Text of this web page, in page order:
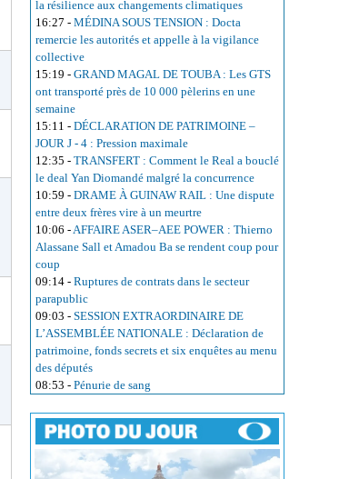
la résilience aux changements climatiques
16:27 - MÉDINA SOUS TENSION : Docta
remercie les autorités et appelle à la vigilance
collective
15:19 - GRAND MAGAL DE TOUBA : Les GTS
ont transporté près de 10 000 pèlerins en une
semaine
15:11 - DÉCLARATION DE PATRIMOINE –
JOUR J - 4 : Pression maximale
12:35 - TRANSFERT : Comment le Real a bouclé
le deal Yan Diomandé malgré la concurrence
10:59 - DRAME À GUINAW RAIL : Une dispute
entre deux frères vire à un meurtre
10:06 -AFFAIRE ASER–AEE POWER : Thierno
Alassane Sall et Amadou Ba se rendent coup pour
coup
09:14 - Ruptures de contrats dans le secteur
parapublic
09:03 - SESSION EXTRAORDINAIRE DE
L’ASSEMBLÉE NATIONALE : Déclaration de
patrimoine, fonds secrets et six enquêtes au menu
des députés
08:53 - Pénurie de sang